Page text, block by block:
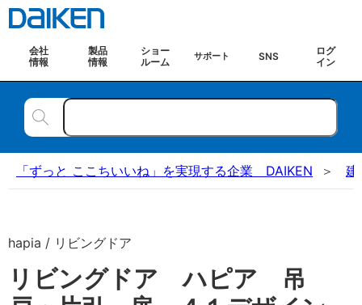
会社
情報
製品
情報
ショー
ルーム
サポート SNS
ログ
イン
「ずっと ここちいいね」を実現する企業 DAIKEN 建
hapia / リビングドア
リビングドア ハピア 吊